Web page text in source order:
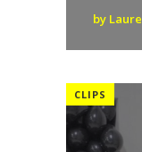
by Laure
CLIPS